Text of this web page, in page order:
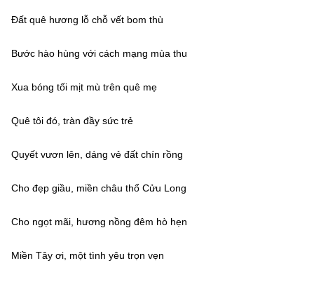
Đất quê hương lỗ chỗ vết bom thù
Bước hào hùng với cách mạng mùa thu
Xua bóng tối mịt mù trên quê mẹ
Quê tôi đó, tràn đầy sức trẻ
Quyết vươn lên, dáng vẻ đất chín rồng
Cho đẹp giầu, miền châu thổ Cửu Long
Cho ngọt mãi, hương nồng đêm hò hẹn
Miền Tây ơi, một tình yêu trọn vẹn